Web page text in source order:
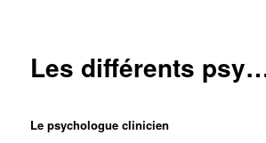
Les différents
Le psychologue clinicien